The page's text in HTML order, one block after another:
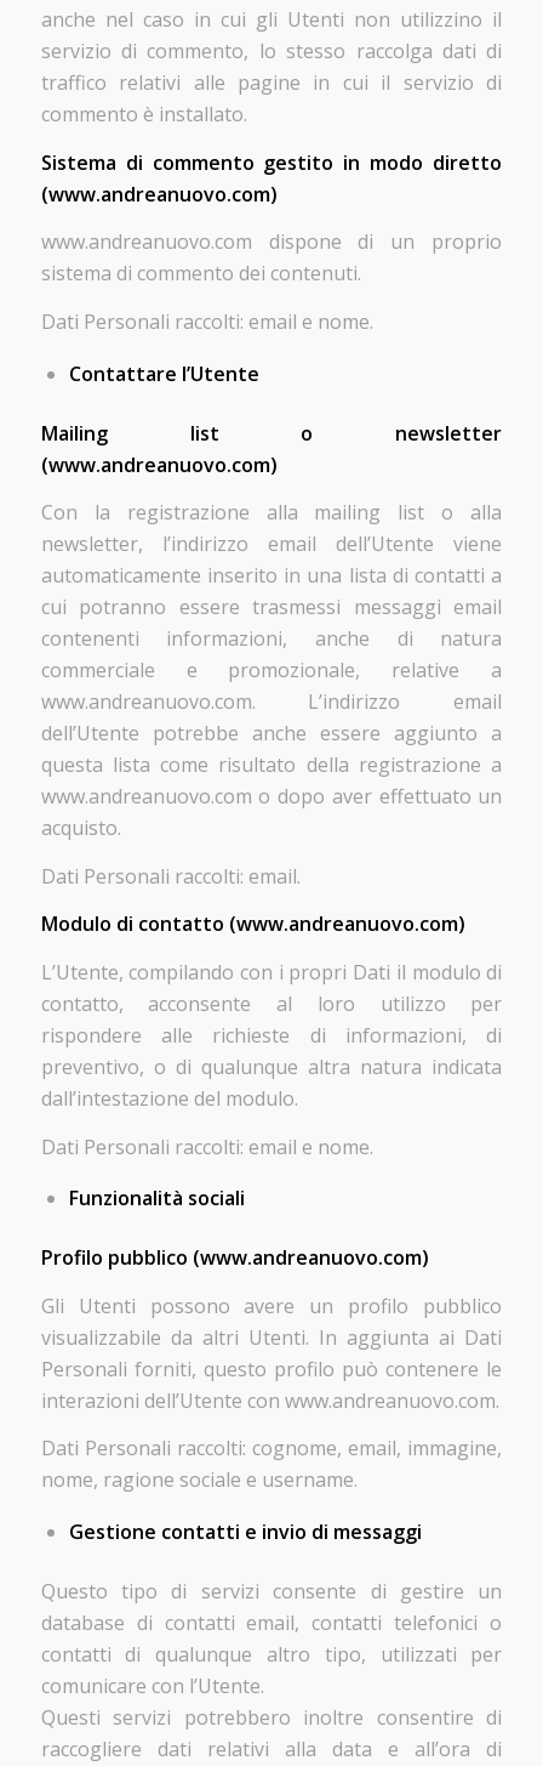
anche nel caso in cui gli Utenti non utilizzino il
servizio di commento, lo stesso raccolga dati di
traffico relativi alle pagine in cui il servizio di
commento è installato.
Sistema di commento gestito in modo diretto
(www.andreanuovo.com)
www.andreanuovo.com dispone di un proprio
sistema di commento dei contenuti.
Dati Personali raccolti: email e nome.
Contattare l’Utente
Mailing list o newsletter
(www.andreanuovo.com)
Con la registrazione alla mailing list o alla
newsletter, l’indirizzo email dell’Utente viene
automaticamente inserito in una lista di contatti a
cui potranno essere trasmessi messaggi email
contenenti informazioni, anche di natura
commerciale e promozionale, relative a
www.andreanuovo.com. L’indirizzo email
dell’Utente potrebbe anche essere aggiunto a
questa lista come risultato della registrazione a
www.andreanuovo.com o dopo aver effettuato un
acquisto.
Dati Personali raccolti: email.
Modulo di contatto (www.andreanuovo.com)
L’Utente, compilando con i propri Dati il modulo di
contatto, acconsente al loro utilizzo per
rispondere alle richieste di informazioni, di
preventivo, o di qualunque altra natura indicata
dall’intestazione del modulo.
Dati Personali raccolti: email e nome.
Funzionalità sociali
Profilo pubblico (www.andreanuovo.com)
Gli Utenti possono avere un profilo pubblico
visualizzabile da altri Utenti. In aggiunta ai Dati
Personali forniti, questo profilo può contenere le
interazioni dell’Utente con www.andreanuovo.com.
Dati Personali raccolti: cognome, email, immagine,
nome, ragione sociale e username.
Gestione contatti e invio di messaggi
Questo tipo di servizi consente di gestire un
database di contatti email, contatti telefonici o
contatti di qualunque altro tipo, utilizzati per
comunicare con l’Utente.
Questi servizi potrebbero inoltre consentire di
raccogliere dati relativi alla data e all’ora di